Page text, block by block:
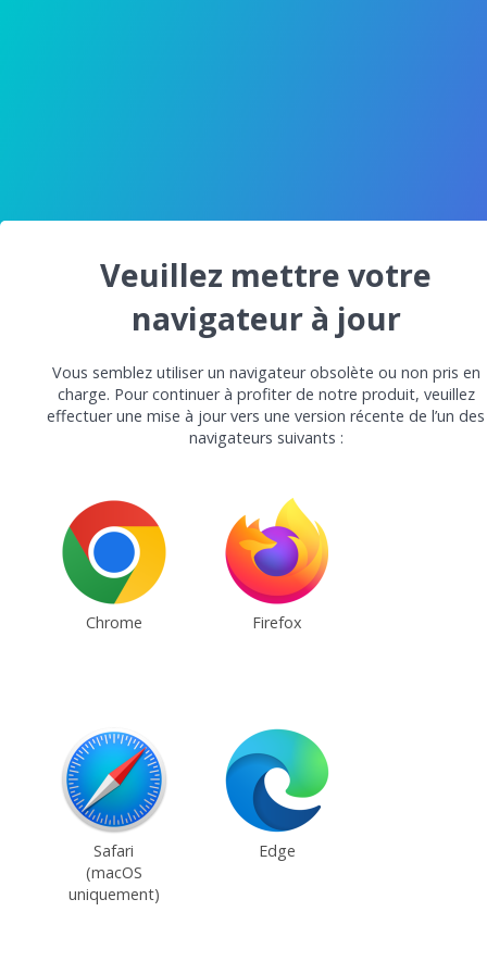
Veuillez mettre votre
navigateur à jour
Vous semblez utiliser un navigateur obsolète ou non pris en
charge. Pour continuer à profiter de notre produit, veuillez
effectuer une mise à jour vers une version récente de l’un des
navigateurs suivants :
Chrome Firefox
Safari
(macOS
uniquement)
Edge